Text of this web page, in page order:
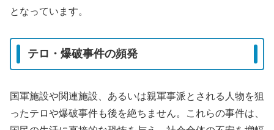
となっています。
テロ・爆破事件の頻発
国軍施設や関連施設、あるいは親軍事派とされる人物を狙
ったテロや爆破事件も後を絶ちません。これらの事件は、